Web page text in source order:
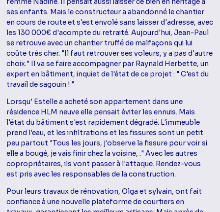
ses enfants. Mais le constructeur a abandonné le chantier
en cours de route et s'est envolé sans laisser d'adresse, avec
les 130 000€ d'acompte du retraité. Aujourd'hui, Jean-Paul
se retrouve avec un chantier truffé de malfaçons qui lui
coûte très cher. "Il faut retrouver ses voleurs, y a pas d'autre
choix." Il va se faire accompagner par Raynald Herbette, un
expert en bâtiment, inquiet de l'état de ce projet : " C'est du
travail de sagouin ! "
Lorsqu' Estelle a acheté son appartement dans une
résidence HLM neuve elle pensait éviter les ennuis. Mais
l'état du bâtiment s'est rapidement dégradé. L'immeuble
prend l'eau, et les infiltrations et les fissures sont un petit
peu partout "Tous les jours, j'observe la fissure pour voir si
elle a bougé, je vais finir chez la voisine, ." Avec les autres
copropriétaires, ils vont passer à l'attaque. Rendez-vous
est pris avec les responsables de la construction.
Pour leurs travaux de rénovation, Olga et sylvain, ont fait
confiance à une nouvelle plateforme de courtiers en